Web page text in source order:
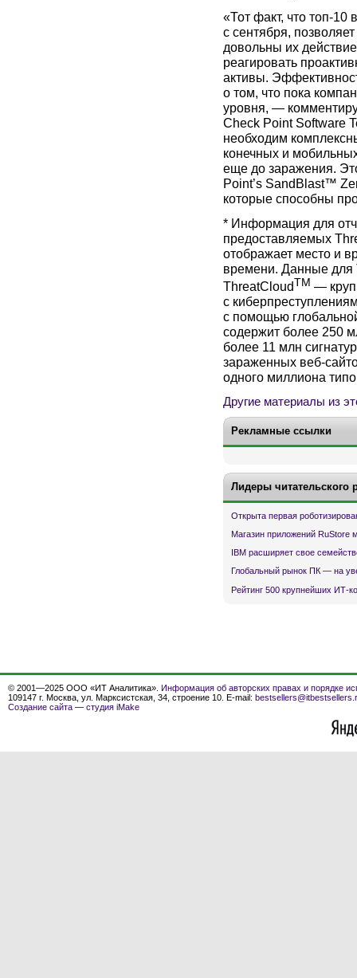
«Тот факт, что топ-10
с сентября,
довольны их
реагировать
активы.
о том, что пока
уровня, —
Check Point Software
необходим
конечных и
еще до заражения.
Point’s SandBlast™
которые способны
* Информация для
предоставляемых
отображает место и
времени. Данные для
ThreatCloudTM —
с
с помощью
содержит более 250
более 11 млн
зараженных веб-
одного миллиона
Другие материалы из
Рекламные ссылки
Лидеры читательского
Открыта первая
Магазин приложений RuStore
IBM расширяет свое
Глобальный рынок ПК — на
Рейтинг 500 крупнейших ИТ-
© 2001—2025 ООО «ИТ Аналитика». Информация об авторских правах и порядке
109147 г. Москва, ул. Марксистская, 34, строение 10. E-mail:
Создание сайта — студия iMake